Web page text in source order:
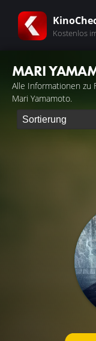
Kostenlos
MARI
Alle Informationen zu
Mari Yamamoto.